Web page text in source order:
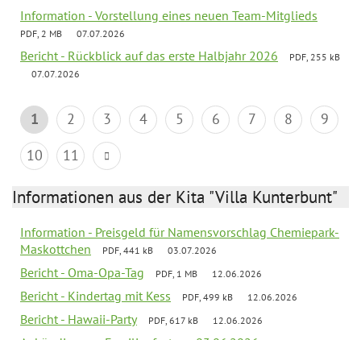
Information - Vorstellung eines neuen Team-Mitglieds
PDF, 2 MB 07.07.2026
Bericht - Rückblick auf das erste Halbjahr 2026
PDF, 255 kB
07.07.2026
1 2 3 4 5 6 7 8
9
10
11
Informationen aus der Kita "Villa Kunterbunt"
Information - Preisgeld für Namensvorschlag Chemiepark-
Maskottchen
PDF, 441 kB 03.07.2026
Bericht - Oma-Opa-Tag PDF, 1 MB 12.06.2026
Bericht - Kindertag mit Kess PDF, 499 kB 12.06.2026
Bericht - Hawaii-Party PDF, 617 kB 12.06.2026